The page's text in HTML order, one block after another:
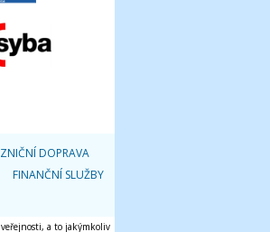
DOPRAVA
FINANČNÍ SLUŽBY
a to jakýmkoliv